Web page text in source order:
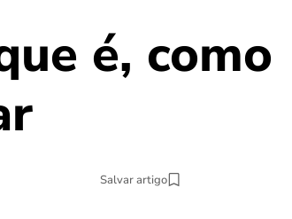
é, como
Salvar artigo